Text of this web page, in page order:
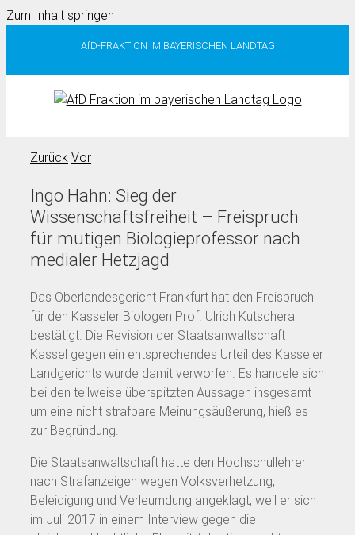
Zum Inhalt springen
AfD-FRAKTION IM BAYERISCHEN LANDTAG
Zurück Vor
Ingo Hahn: Sieg der
Wissenschaftsfreiheit – Freispruch
für mutigen Biologieprofessor nach
medialer Hetzjagd
Das Oberlandesgericht Frankfurt hat den Freispruch
für den Kasseler Biologen Prof. Ulrich Kutschera
bestätigt. Die Revision der Staatsanwaltschaft
Kassel gegen ein entsprechendes Urteil des Kasseler
Landgerichts wurde damit verworfen. Es handele sich
bei den teilweise überspitzten Aussagen insgesamt
um eine nicht strafbare Meinungsäußerung, hieß es
zur Begründung.
Die Staatsanwaltschaft hatte den Hochschullehrer
nach Strafanzeigen wegen Volksverhetzung,
Beleidigung und Verleumdung angeklagt, weil er sich
im Juli 2017 in einem Interview gegen die